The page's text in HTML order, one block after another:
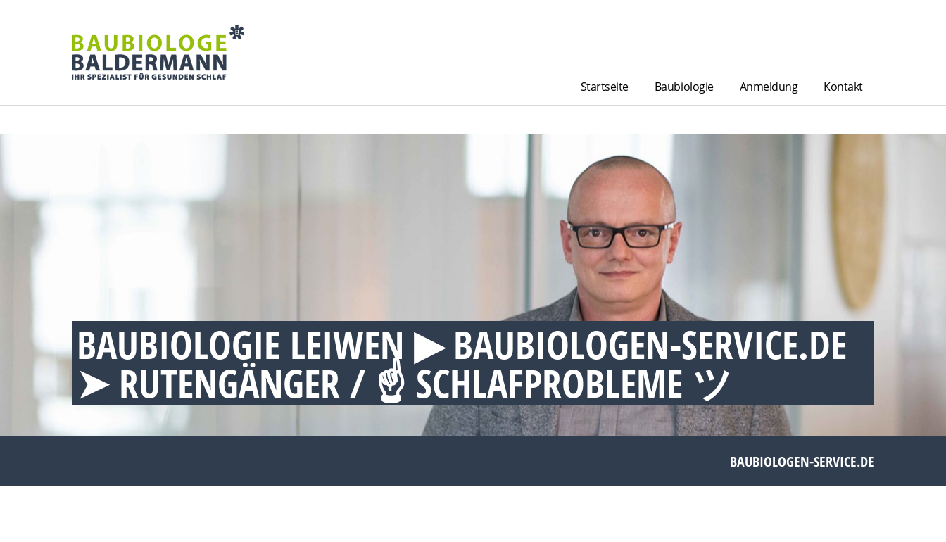
Startseite Baubiologie Anmeldung Kontakt
BAUBIOLOGIE LEIWEN ▶︎ BAUBIOLOGEN-SERVICE.DE
➤ RUTENGÄNGER / ☝ SCHLAFPROBLEME ツ
BAUBIOLOGEN-SERVICE.DE